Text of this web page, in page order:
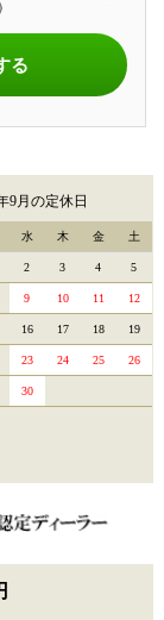
る
9月の定休日
水 木 金 土
2 3 4 5
9 10 11 12
16 17 18 19
23 24 25 26
30